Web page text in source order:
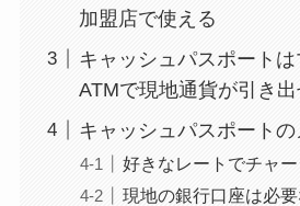
加盟店で使える
キャッシュパスポート
ATMで現地通貨が引き出
キャッシュパスポートの
好きなレートでチャ
現地の銀行口座は必